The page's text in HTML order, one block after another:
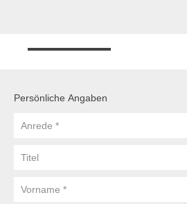
Persönliche Angaben
Anrede
Titel
Vorname